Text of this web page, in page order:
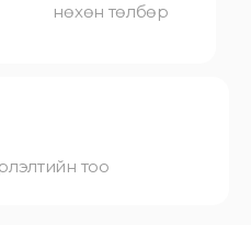
нөхөн төлбөр
тоо